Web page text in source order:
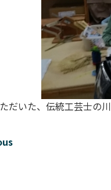
だいた、伝統工芸士の